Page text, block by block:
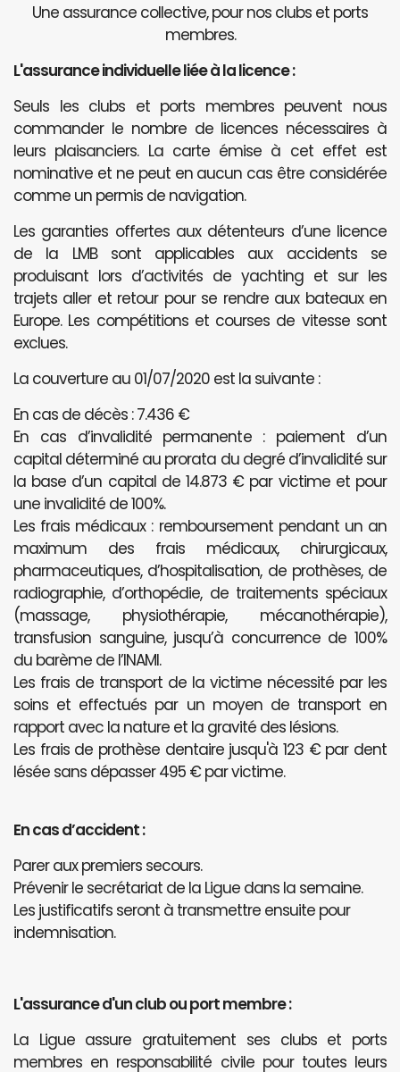
Une assurance collective, pour nos clubs et ports
membres.
L'assurance individuelle liée à la licence :
Seuls les clubs et ports membres peuvent nous
commander le nombre de licences nécessaires à
leurs plaisanciers. La carte émise à cet effet est
nominative et ne peut en aucun cas être considérée
comme un permis de navigation.
Les garanties offertes aux détenteurs d’une licence
de la LMB sont applicables aux accidents se
produisant lors d’activités de yachting et sur les
trajets aller et retour pour se rendre aux bateaux en
Europe. Les compétitions et courses de vitesse sont
exclues.
La couverture au 01/07/2020 est la suivante :
En cas de décès : 7.436 €
En cas d’invalidité permanente : paiement d’un
capital déterminé au prorata du degré d’invalidité sur
la base d’un capital de 14.873 € par victime et pour
une invalidité de 100%.
Les frais médicaux : remboursement pendant un an
maximum des frais médicaux, chirurgicaux,
pharmaceutiques, d’hospitalisation, de prothèses, de
radiographie, d’orthopédie, de traitements spéciaux
(massage, physiothérapie, mécanothérapie),
transfusion sanguine, jusqu’à concurrence de 100%
du barème de l’INAMI.
Les frais de transport de la victime nécessité par les
soins et effectués par un moyen de transport en
rapport avec la nature et la gravité des lésions.
Les frais de prothèse dentaire jusqu'à 123 € par dent
lésée sans dépasser 495 € par victime.
En cas d’accident :
Parer aux premiers secours.
Prévenir le secrétariat de la Ligue dans la semaine.
Les justificatifs seront à transmettre ensuite pour
indemnisation.
L'assurance d'un club ou port membre :
La Ligue assure gratuitement ses clubs et ports
membres en responsabilité civile pour toutes leurs